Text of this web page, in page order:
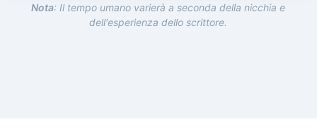
Nota: Il tempo umano varierà a seconda della nicchia e
dell'esperienza dello scrittore.